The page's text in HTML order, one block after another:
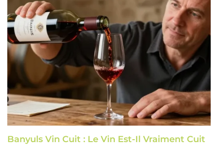
Banyuls Vin Cuit : Le Vin Est-Il Vraiment Cuit